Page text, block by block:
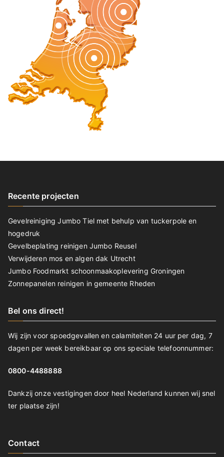
Recente projecten
Gevelreiniging Jumbo Tiel met behulp van tuckerpole en
hogedruk
Gevelbeplating reinigen Jumbo Reusel
Verwijderen mos en algen dak Utrecht
Jumbo Foodmarkt schoonmaakoplevering Groningen
Zonnepanelen reinigen in gemeente Rheden
Bel ons direct!
Wij zijn voor spoedgevallen en calamiteiten 24 uur per dag, 7
dagen per week bereikbaar op ons speciale telefoonnummer:
0800-4488888
Dankzij onze vestigingen door heel Nederland kunnen wij snel
ter plaatse zijn!
Contact